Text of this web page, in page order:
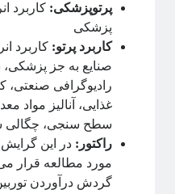
جزر و مد چه جوری کار می‌کنه؟!
حکایت «سیستم‌های پیچیده» چیست؟!
سیستم‌های پیچیده: «ماهیت و
یادگیری «سیستم‌های پیچیده» رو از
پیشنهادهایی برای دانشجویان
آموزش آنلاین چه چیزی برای ما دارد؟!
مقدمه‌ای بر هندسه فرکتالی
ریچارد فاینمن؛ چهره‌ترین چهره!
معرفی کتاب و دوره برای
پرتوپزشکی: کاربرد
پزشکی
کاربرد پرتو: کاربرد
صنایع به جز پزشکی،
رادیوگرافی صنعتی،
غذایی، آنالیز مواد
سطح سنجی،
راکتور:در این
مورد مطالعه قرار
گردش درآوردن